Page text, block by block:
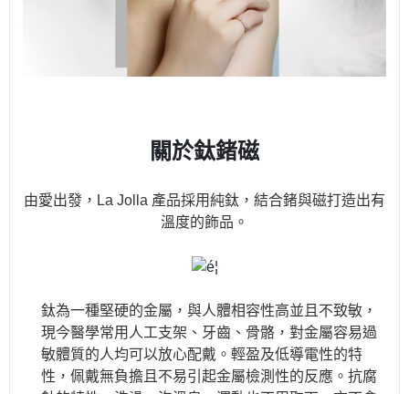
關於鈦鍺磁
由愛出發，La Jolla 產品採用純鈦，結合鍺與磁打造出有
溫度的飾品。
鈦為一種堅硬的金屬，與人體相容性高並且不致敏，
現今醫學常用人工支架、牙齒、骨骼，對金屬容易過
敏體質的人均可以放心配戴。輕盈及低導電性的特
性，佩戴無負擔且不易引起金屬檢測性的反應。抗腐